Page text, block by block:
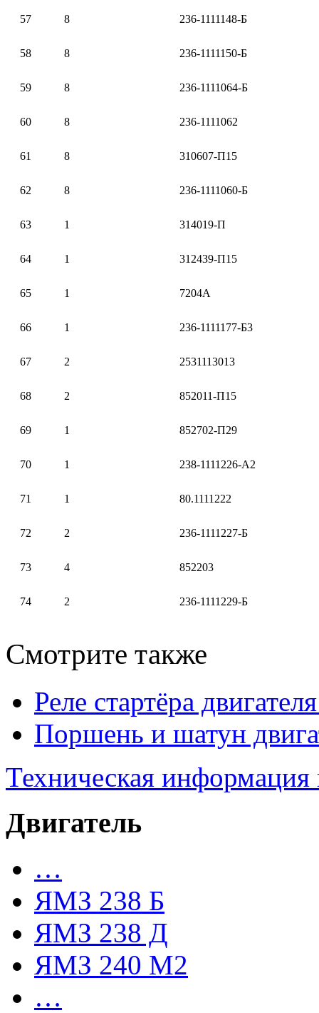
57 8 236-1111148-Б
58 8 236-1111150-Б
59 8 236-1111064-Б
60 8 236-1111062
61 8 310607-П15
62 8 236-1111060-Б
63 1 314019-П
64 1 312439-П15
65 1 7204А
66 1 236-1111177-Б3
67 2 2531113013
68 2 852011-П15
69 1 852702-П29
70 1 238-1111226-А2
71 1 80.1111222
72 2 236-1111227-Б
73 4 852203
74 2 236-1111229-Б
Смотрите также
Реле стартёра
Поршень и шатун
Техническая
Двигатель
…
ЯМЗ 238 Б
ЯМЗ 238 Д
ЯМЗ 240 М2
…